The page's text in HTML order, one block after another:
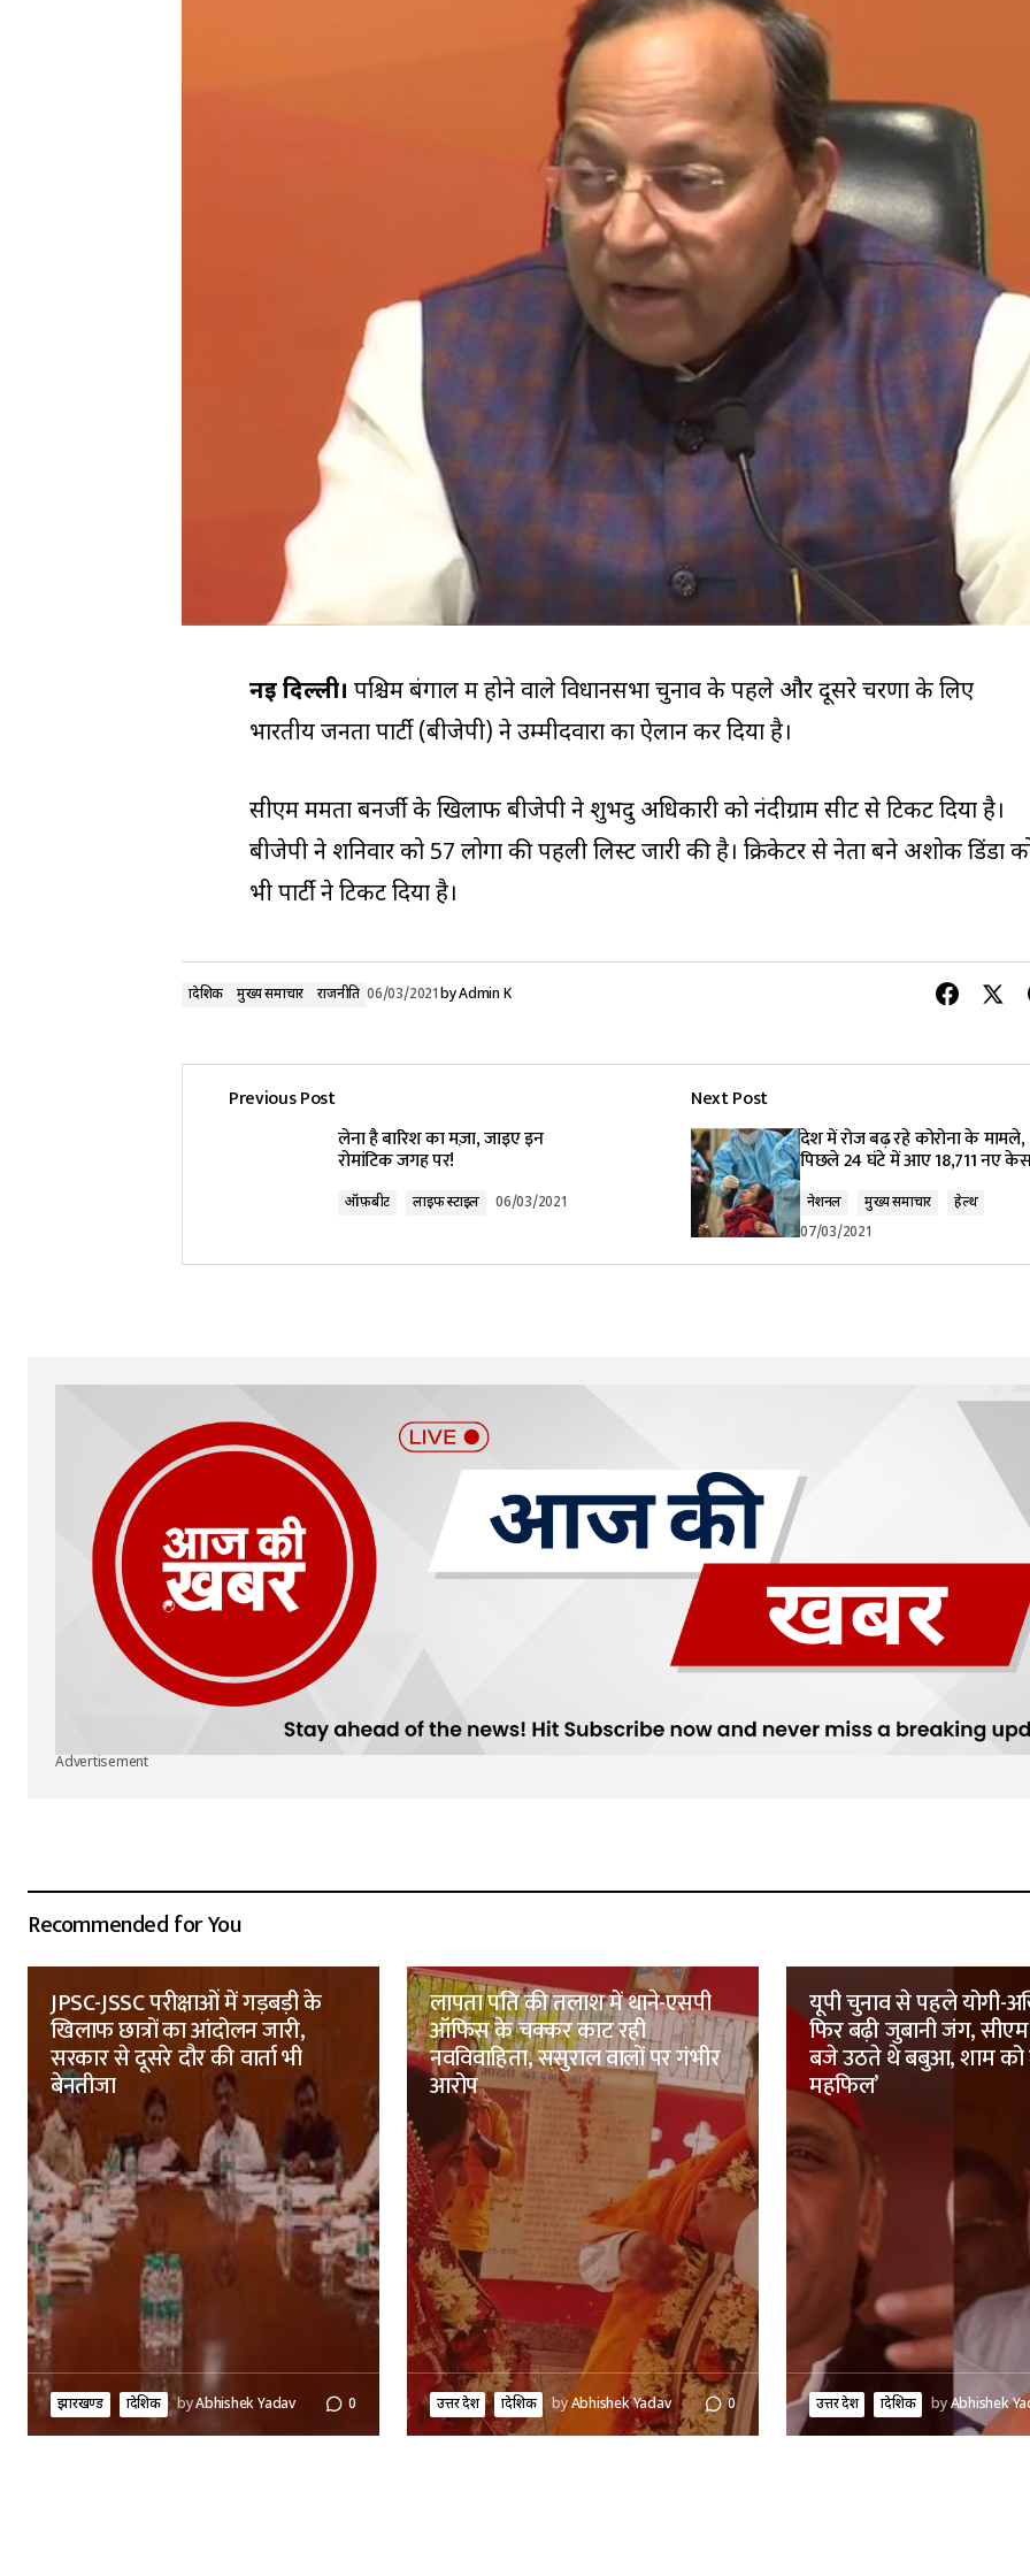
नई दिल्ली। पश्चिम बंगाल में होने वाले विधानसभा चुनाव के पहले और दूसरे चरणों के लिए
भारतीय जनता पार्टी (बीजेपी) ने उम्मीदवारों का ऐलान कर दिया है।
सीएम ममता बनर्जी के खिलाफ बीजेपी ने शुभेंदु अधिकारी को नंदीग्राम सीट से टिकट दिया है।
बीजेपी ने शनिवार को 57 लोगों की पहली लिस्ट जारी की है। क्रिकेटर से नेता बने अशोक डिंडा
भी पार्टी ने टिकट दिया है।
प्रादेशिक मुख्य समाचार राजनीति 06/03/2021byAdmin K
Previous Post
लेना है बारिश का मज़ा, जाइए इन
रोमांटिक जगह पर!
ऑफ़बीट लाइफ स्टाइल 06/03/2021
Next Post
देश में रोज बढ़ रहे कोरोना के मामले,
पिछले 24 घंटे में आए 18,711 नए
नेशनल मुख्य समाचार
हेल्थ
07/03/2021
Advertisement
Recommended for You
JPSC-JSSC परीक्षाओं में गड़बड़ी के
खिलाफ छात्रों का आंदोलन जारी,
सरकार से दूसरे दौर की वार्ता भी
बेनतीजा
झारखण्ड प्रादेशिक byAbhishek Yadav 0
लापता पति की तलाश में थाने-एसपी
ऑफिस के चक्कर काट रही
नवविवाहिता, ससुराल वालों पर गंभीर
आरोप
उत्तर प्रदेश प्रादेशिक byAbhishek Yadav 0
यूपी चुनाव से पहले योगी-
फिर बढ़ी जुबानी जंग, सीएम
बजे उठते थे बबुआ, शाम को
महफिल’
उत्तर प्रदेश प्रादेशिक byAbhishek